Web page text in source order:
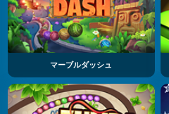
マーブルダッシュ